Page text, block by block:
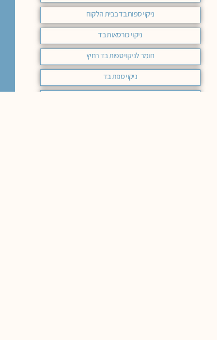
ניקוי ספות בד בבית הלקוח
ניקוי כורסאות בד
חומר לניקוי ספות בד רחיץ
ניקוי ספת בד